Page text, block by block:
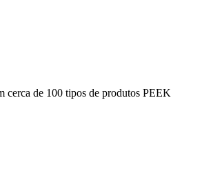
cerca de 100 tipos de produtos PEEK